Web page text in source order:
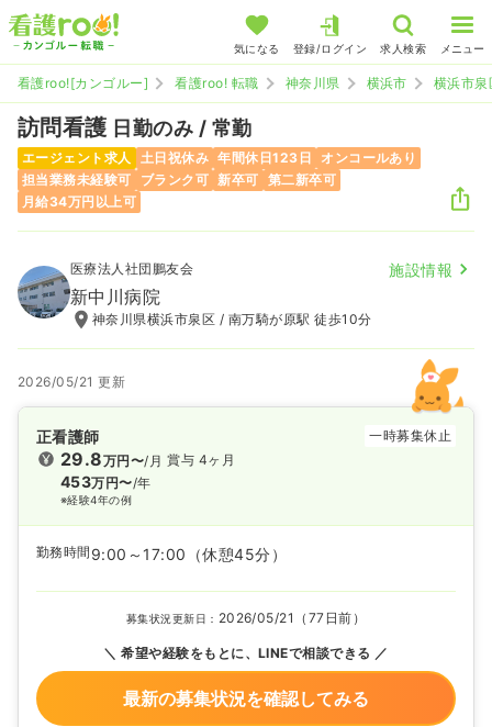
気になる 登録/ログイン 求人検索 メニュー
看護roo![カンゴルー] 看護roo! 転職 神奈川県 横浜市 横浜市泉
訪問看護 日勤のみ / 常勤
エージェント求人 土日祝休み 年間休日123日
オンコールあり
担当業務未経験可
ブランク可 新卒可 第二新卒可
月給34万円以上可
医療法人社団鵬友会 施設情報
新中川病院
神奈川県横浜市泉区 / 南万騎が原駅 徒歩10分
2026/05/21 更新
正看護師 一時募集休止
29.8万円〜/月
453万円〜/年
※経験4年の例
賞与 4ヶ月
勤務時間 9:00～17:00 （休憩45分）
募集状況更新日： 2026/05/21（77日前）
希望や経験をもとに、LINEで相談できる
最新の募集状況を確認してみる